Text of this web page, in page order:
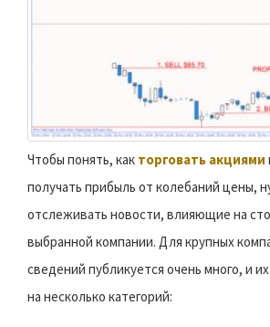
Чтобы понять, как торговать акциями
получать прибыль от колебаний цены,
отслеживать новости, влияющие на
выбранной компании. Для крупных
сведений публикуется очень много, и
на несколько категорий: